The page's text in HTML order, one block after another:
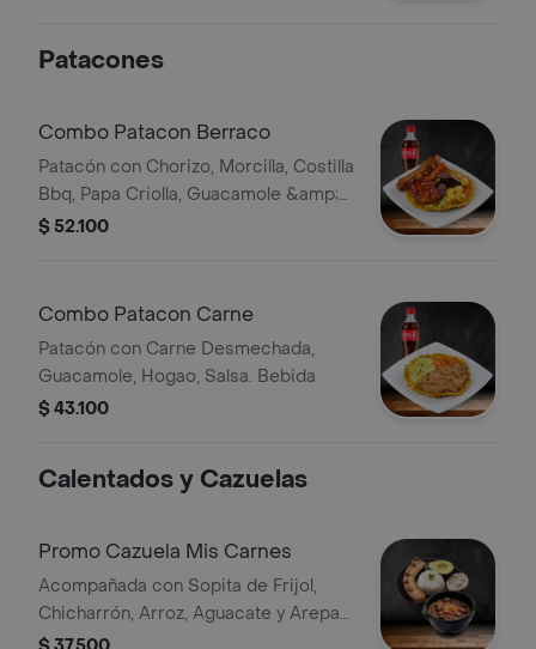
Patacones
Combo Patacon Berraco
Patacón con Chorizo, Morcilla, Costilla
Bbq, Papa Criolla, Guacamole &amp;
Hogao Bebida
$ 52.100
Combo Patacon Carne
Patacón con Carne Desmechada,
Guacamole, Hogao, Salsa. Bebida
$ 43.100
Calentados y Cazuelas
Promo Cazuela Mis Carnes
Acompañada con Sopita de Frijol,
Chicharrón, Arroz, Aguacate y Arepa
de Pincho.